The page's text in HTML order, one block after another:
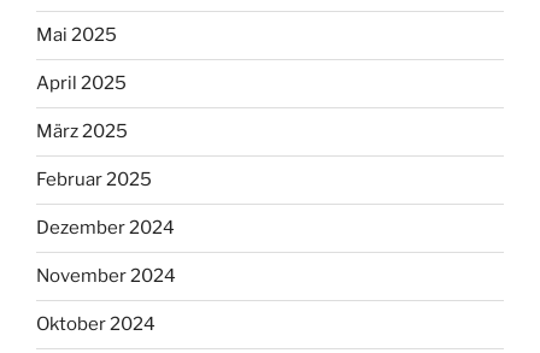
Mai 2025
April 2025
März 2025
Februar 2025
Dezember 2024
November 2024
Oktober 2024